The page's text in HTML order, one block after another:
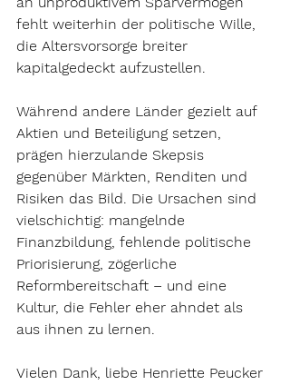
fehlt weiterhin der politische Wille,
die Altersvorsorge breiter
kapitalgedeckt aufzustellen.
Während andere Länder gezielt auf
Aktien und Beteiligung setzen,
prägen hierzulande Skepsis
gegenüber Märkten, Renditen und
Risiken das Bild. Die Ursachen sind
vielschichtig: mangelnde
Finanzbildung, fehlende politische
Priorisierung, zögerliche
Reformbereitschaft – und eine
Kultur, die Fehler eher ahndet als
aus ihnen zu lernen.
Vielen Dank, liebe Henriette Peucker